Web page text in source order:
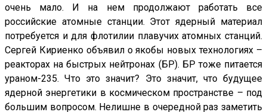
очень мало. И на нем продолжают работать все
российские атомные станции. Этот ядерный материал
потребуется и для флотилии плавучих атомных станций.
Сергей Кириенко объявил о якобы новых технологиях –
реакторах на быстрых нейтронах (БР). БР тоже питается
ураном-235. Что это значит? Это значит, что будущее
ядерной энергетики в космическом пространстве – под
большим вопросом. Нелишне в очередной раз заметить